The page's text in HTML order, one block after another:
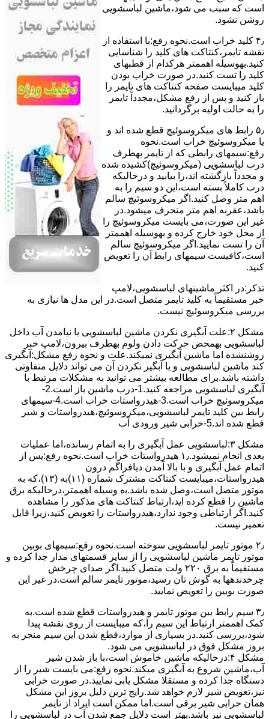
است که سبب می شود،ﻣﺎﺷﯿﻦ لباسشویی
روﺷﻦ نشود.
۴٫ ﮐﻠﯿﺪ ﺧﺮاب اﺳﺖ.نحوه رفع:ﺑﺎ اﺳﺘﻔﺎده از
ﻧﻘﺸﻪ ﺗﺎﯾﻤﺮ،ﮐﻨﺘﺎﮐﺖ ﻫﺎی ﮐﻠﯿﺪ را ﺷﻨﺎﺳﺎﯾﯽ
کنید.بهوسیله اهممتر هرکدام از قطبهای
ﮐﻠﯿﺪ را ﺗﺴﺖ ﮐﻨﯿﺪ.در ﺻﻮرت ﺧﺮاب ﺑﻮدن
ﮐﻠﯿﺪ میبایست ﺻﻔﺤﻪ ﮐﻨﺘﺎﮐﺖ ﻫﺎی ﺗﺎﯾﻤﺮ را
باز کنید و ﭘﺲ از رﻓﻊ مشکل،مجدداً ﺗﺎﯾﻤﺮ
را به حالت اوﻟﯿﻪ برگردانید.
۵٫ رابط های ﻣﯿﮑﺮوﺳﻮﺋﯿﭻ ﻗﻄﻊ شده اند و
ﯾﺎ ﻣﯿﮑﺮوﺳﻮﺋﯿﭻ ﺧﺮاب اﺳﺖ.نحوه
رفع:سیمهای راﺑﻄﯽ ﮐﻪ از ﺗﺎﯾﻤﺮ بهطرف
درب لباسشویی (ﻣﯿﮑﺮوﺳﻮﺋﯿﭻ)کشیده شده
و مجدداً بازگشته اند،را ﺑﯿﺎﺑﯿﺪ و درحالیکه
درب کاملاً ﺑﺴﺘﻪ اﺳﺖ،اﯾﻦ دو ﺳﯿﻢ را ﺑﻪ
اﻫﻢ ﻣﺘﺮ وصل کنید.اﮔﺮ ﻣﯿﮑﺮوﺳﻮﺋﯿﭻ ﺳﺎﻟﻢ
ﺑﺎﺷﺪ،ﻋﻘﺮﺑﻪ اهم متر ﻣﻨﺤﺮف میشود.در
ﻏﯿﺮ اﯾﻦ ﺻﻮرت،می بایست ﻣﯿﮑﺮوﺳﻮﺋﯿﭻ را
از ﻣﺤﻞ خود ﺧﺎرج کرده و بهوسیله اهممتر
آن را ﺗﺴﺖ ﻧﻤﺎﯾﯿﺪ.اﮔﺮ ﻣﯿﮑﺮوﺳﻮﺋﯿﭻ ﺳﺎﻟﻢ
اﺳﺖ،ﮐﺎﻓﯿﺴﺖ سیمهای راﺑﻄ آن را ﺗﻌﻮﯾﺾ
کنید.
ﺗﺬﮐﺮ:در اﮐﺜﺮ ماشینهای لباسشویی،ﻻﻣﭗ
ﺧﺒﺮ مستقیماً ﺑﻪ ﮐﻠﯿﺪ ﺗﺎﯾﻤﺮ ﻣﺘﺼﻞ اﺳﺖ.در اﯾﻦ مدل ها ﻧﯿﺎزی ﺑﻪ
بررسی ﻣﯿﮑﺮوﺳﻮﺋﯿﭻ نیست.
مشکل ۲:علت آبگیری نکردن ماشین لباسشویی یا نیامدن آب داخل
لباسشویی بهمحض ﺣﺮﮐﺖ دادن وﻟﻮم بهطرف ﺑﯿﺮون،ﻻﻣﭗ ﺧﺒﺮ
روشنشده اﻣﺎ ﻣﺎﺷﯿﻦ آﺑﮕﯿﺮی نمیکند.ﻋﻠﺖ و نحوه رﻓﻊ مشکل:آبگیری
کند ماشین لباسشویی و یا آبگیر نکردن آن می تواند دلایل متفاوتی
داشته باشد.برای مطالعه بیشتر می توانید به مشکلات مرتبط با
آبگیری لباسشویی مراجعه کنید.1-درب ﻣﺎﺷﯿﻦ ﺑﺎز اﺳﺖ.2-
ﻣﯿﮑﺮوﺳﻮﺋﯿﭻ ﺧﺮاب اﺳﺖ.3-ﻫﯿﺪرواﺳﺘﺎت ﺧﺮاب اﺳﺖ.4-سیمهای
راﺑﻂ ﺑﯿﻦ ﮐﻠﯿﺪ ﺗﺎﯾﻤﺮ لباسشویی،ﻣﯿﮑﺮوﺳﻮﺋﯿﭻ،ﻫﯿﺪرواﺳﺘﺎت و ﺷﯿﺮ
ﻗﻄﻊ ﺷﺪه اند.5-خرابی شیر ورودی آب
مشکل ۳:لباسشویی ﻋﻤﻞ آﺑﮕﯿﺮی را ﺑﻪ اﺗﻤﺎم رﺳﺎﻧﺪه،اﻣﺎ ﻋﻤﻠﯿﺎت
ﺑﻌﺪی اﻧﺠﺎم نمیشود.۱٫ ﻫﯿﺪرواﺳﺘﺎت ﺧﺮاب اﺳﺖ.نحوه رﻓﻊ:ﭘﺲ از
اﺗﻤﺎم عمل آﺑﮕﯿﺮی و ﺑﺎ ﺑﺎﻻ آﻣﺪن دﯾﺎﻓﺮاﮔﻢ درون
ﻫﯿﺪرواﺳﺘﺎت،میبایست ﮐﻨﺘﺎﮐﺖ ﻣﺸﺘﺮک شماره (۱۱)به (۱۳)،ﮐﻪ ﺑﻪ
ﻣﻮﺗﻮر ﻣﺘﺼﻞ اﺳﺖ،وﺻﻞ ﺷﺪه ﺑﺎﺷﺪ.ﺑه وسیله اهممتر،درحالیکه ﺑﺮق
ﻣﺎﺷﯿﻦ را ﻗﻄﻊ کرده اید،ارﺗﺒﺎط ﮐﻨﺘﺎﮐﺖ ﻫﺎی ﻣﺬﮐﻮر را ﻣﺸﺎﻫﺪه
کنید.اﮔﺮ ارﺗﺒﺎطی وجود ندارد،ﻫﯿﺪرواﺳﺘﺎت را ﺗﻌﻮﯾﺾ ﮐﻨﯿﺪ،زﯾﺮا قابل
ﺗﻌﻤﯿﺮ نیست.
۲٫ ﻣﻮﺗﻮر ﺗﺎﯾﻤﺮ لباسشویی ﺳﻮﺧﺘﻪ اﺳﺖ.نحوه رﻓﻊ:سیمهای ﺑﻮﺑﯿﻦ
ﻣﻮﺗﻮر ﺗﺎﯾﻤﺮ ماشین لباسشویی را از ﺳﺎﯾﺮ قسمتهای ﻣﺪار ﺟﺪا کرده و
مستقیماً ﺑﻪ برق ۲۲۰ وﻟﺖ ﻣﺘﺼﻞ کنید.اﮔﺮ ﺻﺪای ﭼﺮﺧﺶ
چرخدندهها به گوش تان رﺳﯿﺪ،ﻣﻮﺗﻮر ﺗﺎﯾﻤﺮ ﺳﺎﻟﻢ اﺳﺖ.در ﻏﯿﺮ اﯾﻦ
ﺻﻮرت ﺑﻮﺑﯿﻦ را ﺗﻌﻮﯾﺾ ﻧﻤﺎﯾﯿﺪ.
۳٫ ﺳﯿﻢ راﺑﻂ ﺑﯿﻦ ﻣﻮﺗﻮر ﺗﺎﯾﻤﺮ و ﻫﯿﺪرواﺳﺘﺎت ﻗﻄﻊ ﺷﺪه اﺳﺖ.به
کمک اهممتر ارﺗﺒﺎط اﯾﻦ ﺳﯿﻢ را،ﮐﻪ میبایست از روی ﻧﻘﺸﻪ ﭘﯿﺪا
ﺷﻮد،بررسی ﮐﻨﯿﺪ.در ﺑﺴﯿﺎری از موارد،ﻗﻄﻊ ﺷﺪن اﯾﻦ ﺳﯿﻢ ﻣﻨﺠﺮ ﺑﻪ
ﺑﺮوز مشکل ﻓﻮق در لباسشویی می شود.
مشکل ۴:درحالیکه ﻣﺎﺷﯿﻦ ﺧﺎﻣﻮش اﺳﺖ،ﺑﺎ ﺑﺎز ﺷﺪن ﺷﯿﺮ
آب،ﻣﺎﺷﯿﻦ ﺷﺮوع ﺑﻪ آﺑﮕﯿﺮی میکند.نحوه رﻓﻊ:می بایست ﺷﯿﺮ را از
دستگاه جدا کرده و مستقلا مشکل یابی نمایید.در صورت خرابی
نیز،تعویض شیر لازم خواهد شد.رایج ترین دلیل بروز این مشکل
همان خرابی شیر برقی است.اما ممکن است ایراد از تایمر
لباسشویی نیز باشد.بهتر است دلایل جمع شدن آب در لباسشویی را